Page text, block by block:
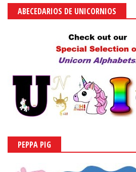
ABECEDARIOS DE UNICORNIOS
PEPPA PIG